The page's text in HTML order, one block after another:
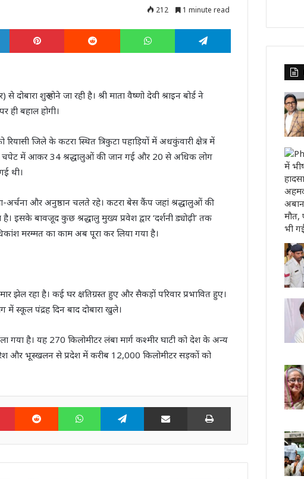
212 1 minute read
LinkedIn Pinterest Reddit WhatsApp Telegram
दोबारा शुरू होने जा रही है। श्री माता वैष्णो देवी श्राइन बोर्ड ने
ही बहाल होगी।
जिले के कटरा स्थित त्रिकुटा पहाड़ियों में अधकुंवारी क्षेत्र में
चपेट में आकर 34 श्रद्धालुओं की जान गई और 20 से अधिक लोग
थी।
अर्चना और अनुष्ठान चलते रहे। कटरा बेस कैंप जहां श्रद्धालुओं की
इसके बावजूद कुछ श्रद्धालु मुख्य प्रवेश द्वार ‘दर्शनी ड्योढ़ी’ तक
मरम्मत का काम अब पूरा कर लिया गया है।
झेल रहा है। कई घर क्षतिग्रस्त हुए और सैकड़ों परिवार प्रभावित हुए।
में स्कूल पंद्रह दिन बाद दोबारा खुले।
गया है। यह 270 किलोमीटर लंबा मार्ग कश्मीर घाटी को देश के अन्य
और भूस्खलन से प्रदेश में करीब 12,000 किलोमीटर सड़कों को
Pinterest Reddit WhatsAppTelegram Share via Email Print